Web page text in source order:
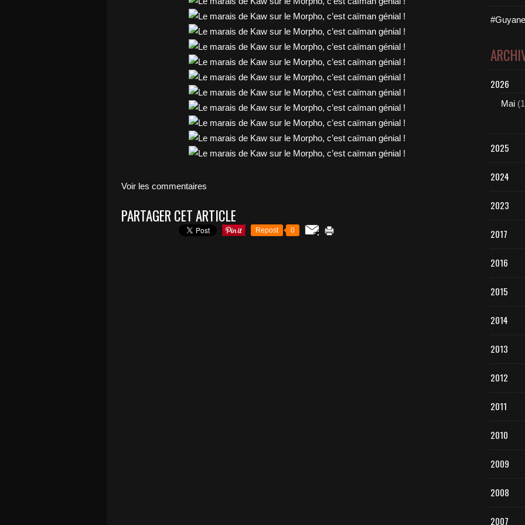
Voir les commentaires
PARTAGER CET ARTICLE
Repost 0
2026
Mai
2025
2024
2023
2017
2016
2015
2014
2013
2012
2011
2010
2009
2008
2007